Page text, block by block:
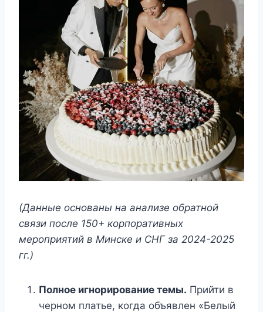
(Данные основаны на анализе обратной
связи после 150+ корпоративных
мероприятий в Минске и СНГ за 2024-2025
гг.)
Полное игнорирование темы. Прийти в
черном платье, когда объявлен «Белый